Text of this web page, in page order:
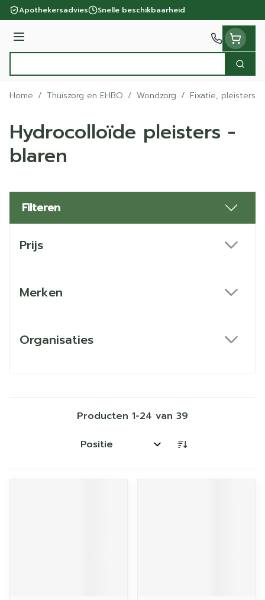
Ga naar de inhoud
Apothekersadvies Snelle beschikbaarheid
Menu
Zoek
Home / Thuiszorg en EHBO / Wondzorg / Fixatie, pleisters
Hydrocolloïde pleisters -
blaren
Filteren
Prijs
Merken
Organisaties
Producten 1-24 van 39
Sorteer op: